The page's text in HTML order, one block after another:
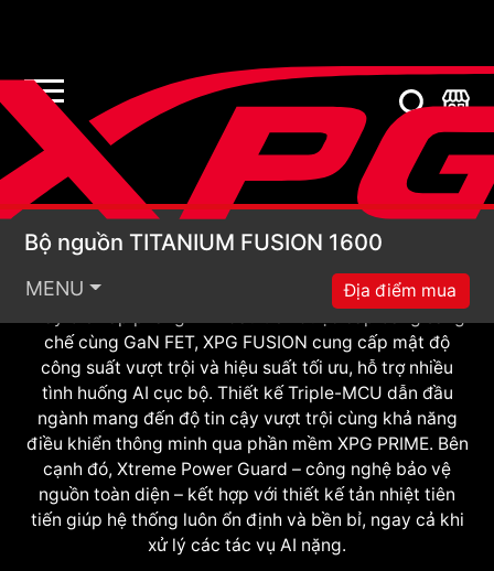
Bộ nguồn TITANIUM
Bộ nguồn TITANIUM FUSION 1600
MENU Địa điểm mua
nguồn điện thông minh nhất thế giới. Nhờ công nghệ
chế cùng GaN FET, XPG FUSION cung cấp mật độ
công suất vượt trội và hiệu suất tối ưu, hỗ trợ nhiều
tình huống AI cục bộ. Thiết kế Triple-MCU dẫn đầu
ngành mang đến độ tin cậy vượt trội cùng khả năng
điều khiển thông minh qua phần mềm XPG PRIME. Bên
cạnh đó, Xtreme Power Guard – công nghệ bảo vệ
nguồn toàn diện – kết hợp với thiết kế tản nhiệt tiên
tiến giúp hệ thống luôn ổn định và bền bỉ, ngay cả khi
xử lý các tác vụ AI nặng.